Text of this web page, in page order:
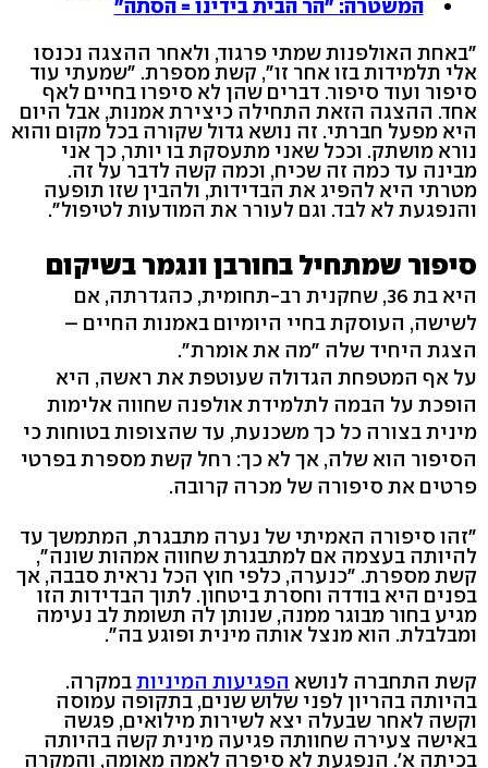
המשטרה: "הר הבית בידינו = הסתה"
"באחת האולפנות שמתי פרגוד, ולאחר ההצגה נכנסו
אלי תלמידות בזו אחר זו", קשת מספרת. "שמעתי עוד
סיפור ועוד סיפור. דברים שהן לא סיפרו בחיים לאף
אחד. ההצגה הזאת התחילה כיצירת אמנות, אבל היום
היא מפעל חברתי. זה נושא גדול שקורה בכל מקום והוא
נורא מושתק. וככל שאני מתעסקת בו יותר, כך אני
מבינה עד כמה זה שכיח, וכמה קשה לדבר על זה.
מטרתי היא להפיג את הבדידות, ולהבין שזו תופעה
והנפגעת לא לבד. וגם לעורר את המודעות לטיפול".
סיפור שמתחיל בחורבן ונגמר בשיקום
היא בת 36, שחקנית רב-תחומית, כהגדרתה, אם
לשישה, העוסקת בחיי היומיום באמנות החיים –
הצגת היחיד שלה "מה את אומרת".
על אף המטפחת הגדולה שעוטפת את ראשה, היא
הופכת על הבמה לתלמידת אולפנה שחווה אלימות
מינית בצורה כל כך משכנעת, עד שהצופות בטוחות כי
הסיפור הוא שלה, אך לא כך: רחל קשת מספרת בפרטי
פרטים את סיפורה של מכרה קרובה.
"זהו סיפורה האמיתי של נערה מתבגרת, המתמשך עד
להיותה בעצמה אם למתבגרת שחווה אמהות שונה",
קשת מספרת. "כנערה, כלפי חוץ הכל נראית סבבה, אך
בפנים היא בודדה וחסרת ביטחון. לתוך הבדידות הזו
מגיע בחור מבוגר ממנה, שנותן לה תשומת לב נעימה
ומבלבלת. הוא מנצל אותה מינית ופוגע בה".
קשת התחברה לנושא הפגיעות המיניותבמקרה.
בהיותה בהריון לפני שלוש שנים, בתקופה עמוסה
וקשה לאחר שבעלה יצא לשירות מילואים, פגשה
באישה צעירה שחוותה פגיעה מינית קשה בהיותה
בכיתה א'. הנפגעת לא סיפרה לאמה מאומה, והמקרה